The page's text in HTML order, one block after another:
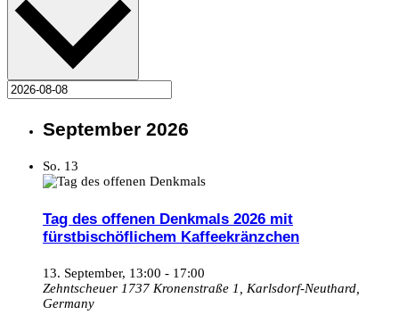
September 2026
So. 13
Tag des offenen Denkmals 2026 mit
fürstbischöflichem Kaffeekränzchen
13. September, 13:00 - 17:00
Zehntscheuer 1737 Kronenstraße 1, Karlsdorf-Neuthard,
Germany